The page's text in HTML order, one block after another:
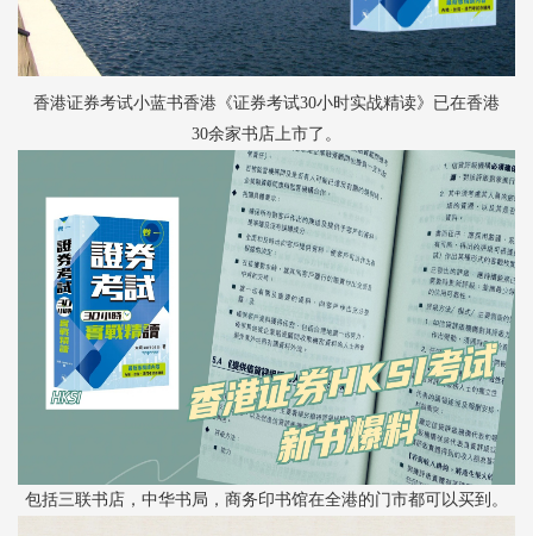
香港证券考试小蓝书香港《证券考试30小时实战精读》已在香港
30余家书店上市了。
包括三联书店，中华书局，商务印书馆在全港的门市都可以买到。